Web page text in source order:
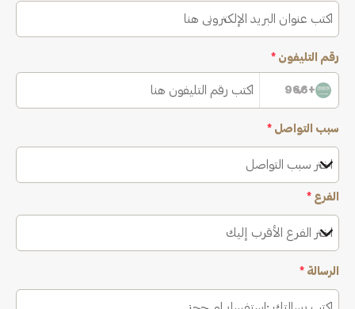
رقم التليفون *
+966
سبب التواصل *
اختر سبب التواصل
الفرع *
اختر الفرع الأقرب إليك
الرسالة *